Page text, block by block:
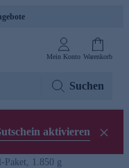
Mein Konto Warenkorb
Suchen
aktivieren
1.850 g